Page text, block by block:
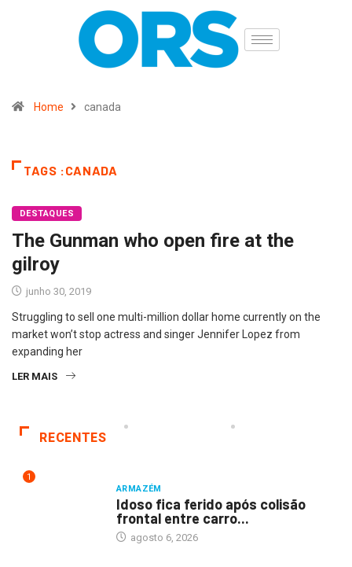
Home canada
TAGS :CANADA
DESTAQUES
The Gunman who open fire at the
gilroy
junho 30, 2019
Struggling to sell one multi-million dollar home currently on the
market won’t stop actress and singer Jennifer Lopez from
expanding her
LER MAIS
RECENTES
1
ARMAZÉM
Idoso fica ferido após colisão
frontal entre carro...
agosto 6, 2026